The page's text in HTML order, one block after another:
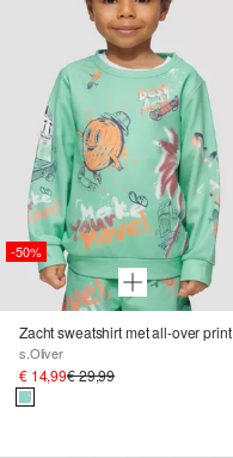
-50%
Zacht sweatshirt met all-over print
s.Oliver
€ 14,99€ 29,99